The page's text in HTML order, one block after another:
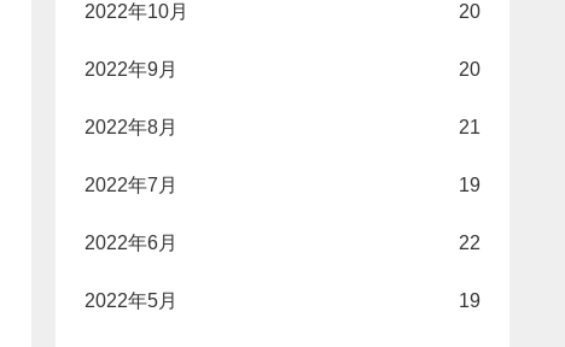
2022年10月 20
2022年9月 20
2022年8月 21
2022年7月 19
2022年6月 22
2022年5月 19